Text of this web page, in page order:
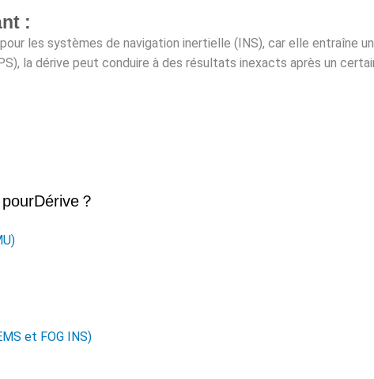
:
les systèmes de navigation inertielle (INS), car elle entraîne
la dérive peut conduire à des résultats inexacts après un
Dérive ？
et FOG INS)